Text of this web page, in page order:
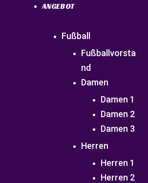
ANGEBOT
Fußball
Fußballvorsta
nd
Damen
Damen 1
Damen 2
Damen 3
Herren
Herren 1
Herren 2